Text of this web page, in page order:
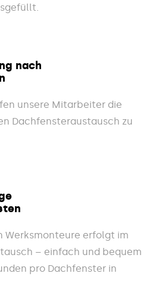
nach
unsere Mitarbeiter die
Dachfensteraustausch zu
Werksmonteure erfolgt im
– einfach und bequem
pro Dachfenster in